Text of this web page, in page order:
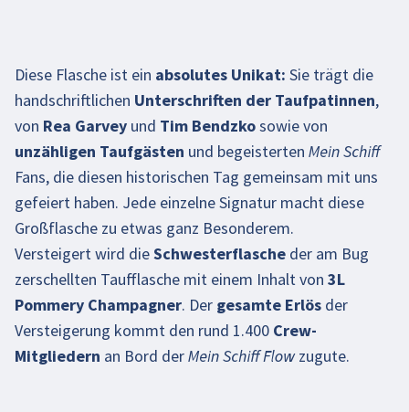
Diese Flasche ist ein absolutes Unikat: Sie trägt die
handschriftlichen Unterschriften der Taufpatinnen,
von Rea Garvey und Tim Bendzkosowie von
unzähligen Taufgästen und begeisterten Mein Schiff
Fans, die diesen historischen Tag gemeinsam mit uns
gefeiert haben. Jede einzelne Signatur macht diese
Großflasche zu etwas ganz Besonderem.
Versteigert wird dieSchwesterflasche der am Bug
zerschellten Taufflasche mit einem Inhalt von 3L
Pommery Champagner. Der gesamte Erlös der
Versteigerung kommt den rund 1.400 Crew-
Mitgliedern an Bord der Mein Schiff Flow zugute.